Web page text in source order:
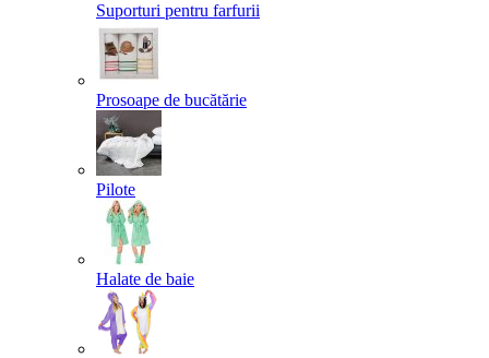
Suporturi pentru farfurii
Prosoape de bucătărie
Pilote
Halate de baie